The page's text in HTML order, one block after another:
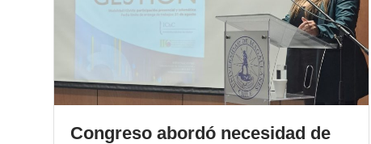
Congreso abordó necesidad de